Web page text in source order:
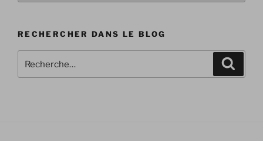
RECHERCHER DANS LE BLOG
pour